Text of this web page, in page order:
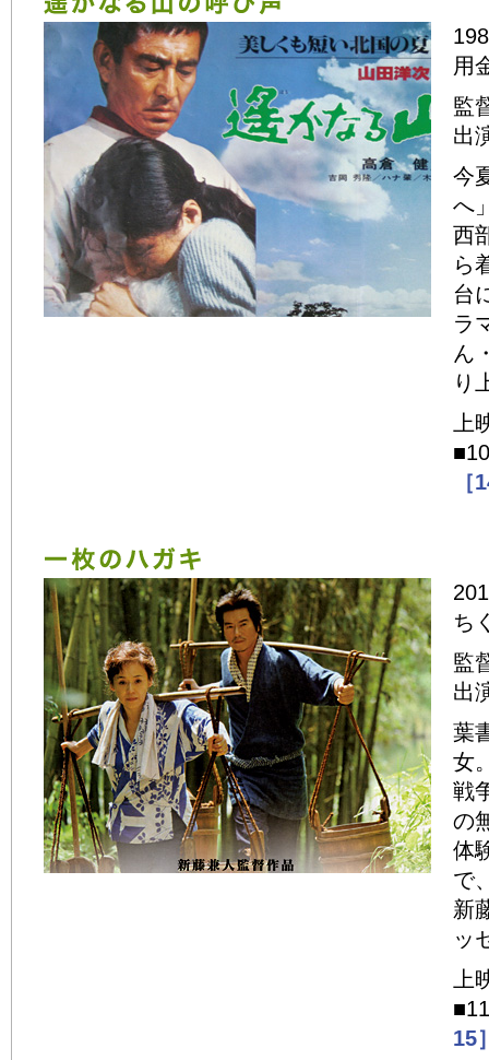
用
監
出
今
へ
西
ら
台
ラ
ん
り
上
［
ち
監
出
葉
女
戦
の
体
で
新
ッ
上
15